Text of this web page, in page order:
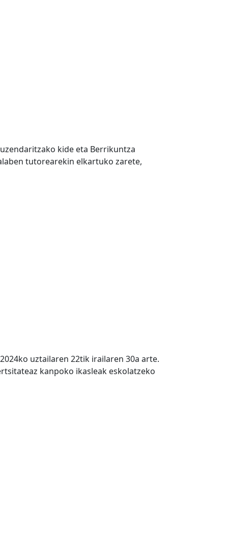
kide eta Berrikuntza
tutorearekin elkartuko zarete,
uztailaren 22tik irailaren 30a arte.
kanpoko ikasleak eskolatzeko